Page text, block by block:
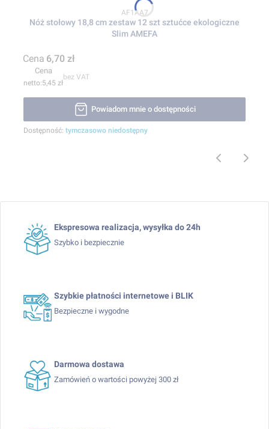
Kod produktu
AF1AA7
Nóż stołowy 18,8 cm zestaw 12 szt sztućce ekologiczne
Slim AMEFA
Cena 6,70 zł
Cena
5,45 zł
bez VAT
Powiadom mnie o dostępności
Dostępność: tymczasowo niedostępny
Ekspresowa realizacja, wysyłka do 24h
Szybko i bezpiecznie
Szybkie płatności internetowe i BLIK
Bezpieczne i wygodne
Darmowa dostawa
Zamówień o wartości powyżej 300 zł